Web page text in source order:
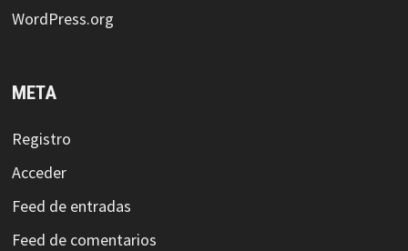
WordPress.org
META
Registro
Acceder
Feed de entradas
Feed de comentarios